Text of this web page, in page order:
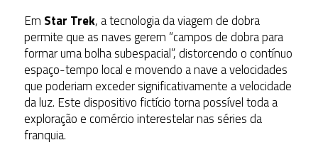
Em Star Trek, a tecnologia da viagem de dobra
permite que as naves gerem “campos de dobra para
formar uma bolha subespacial”, distorcendo o contínuo
espaço-tempo local e movendo a nave a velocidades
que poderiam exceder significativamente a velocidade
da luz. Este dispositivo fictício torna possível toda a
exploração e comércio interestelar nas séries da
franquia.